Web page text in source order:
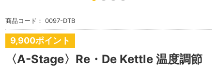
商品コード： 0097-DTB
9,900ポイント
〈A-Stage〉Re・De Kettle 温度調節